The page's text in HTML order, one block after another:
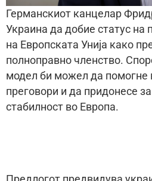
Германскиот канцелар
Украина да добие статус на
на Европската Унија како
полноправно членство.
модел би можел да помогне
преговори и да придонесе
стабилност во Европа.